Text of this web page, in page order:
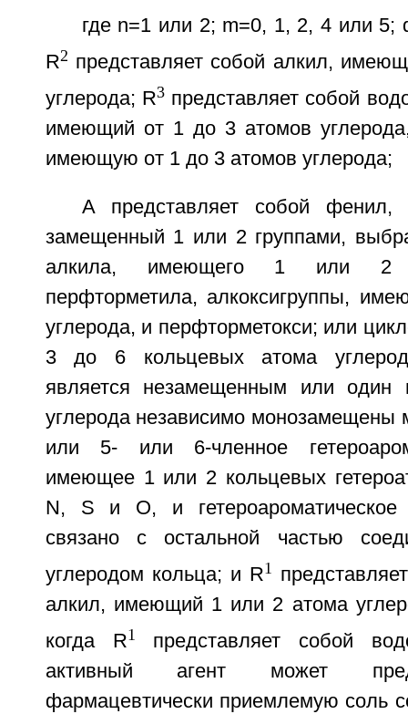
где n=1 или 2; m=0, 1, 2, 4 или 5;
R2 представляет собой алкил,
углерода; R3представляет собой
имеющий от 1 до 3 атомов углерода,
имеющую от 1 до 3 атомов углерода;
А представляет собой фенил,
замещенный 1 или 2 группами,
алкила, имеющего 1 или 2
перфторметила, алкоксигруппы,
углерода, и перфторметокси; или
3 до 6 кольцевых атома
является незамещенным или один
углерода независимо монозамещены
или 5- или 6-членное
имеющее 1 или 2 кольцевых
N, S и O, и гетероароматическое
связано с остальной частью
углеродом кольца; и R1
алкил, имеющий 1 или 2 атома
когда R1
представляет собой
активный агент может
фармацевтически приемлемую соль